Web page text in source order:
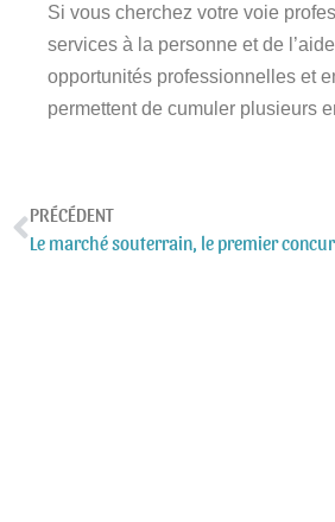
Si vous cherchez votre voie
services à la personne et de
opportunités professionnelles et
permettent de cumuler plusieurs
PRÉCÉDENT
Le marché souterrain, le premier